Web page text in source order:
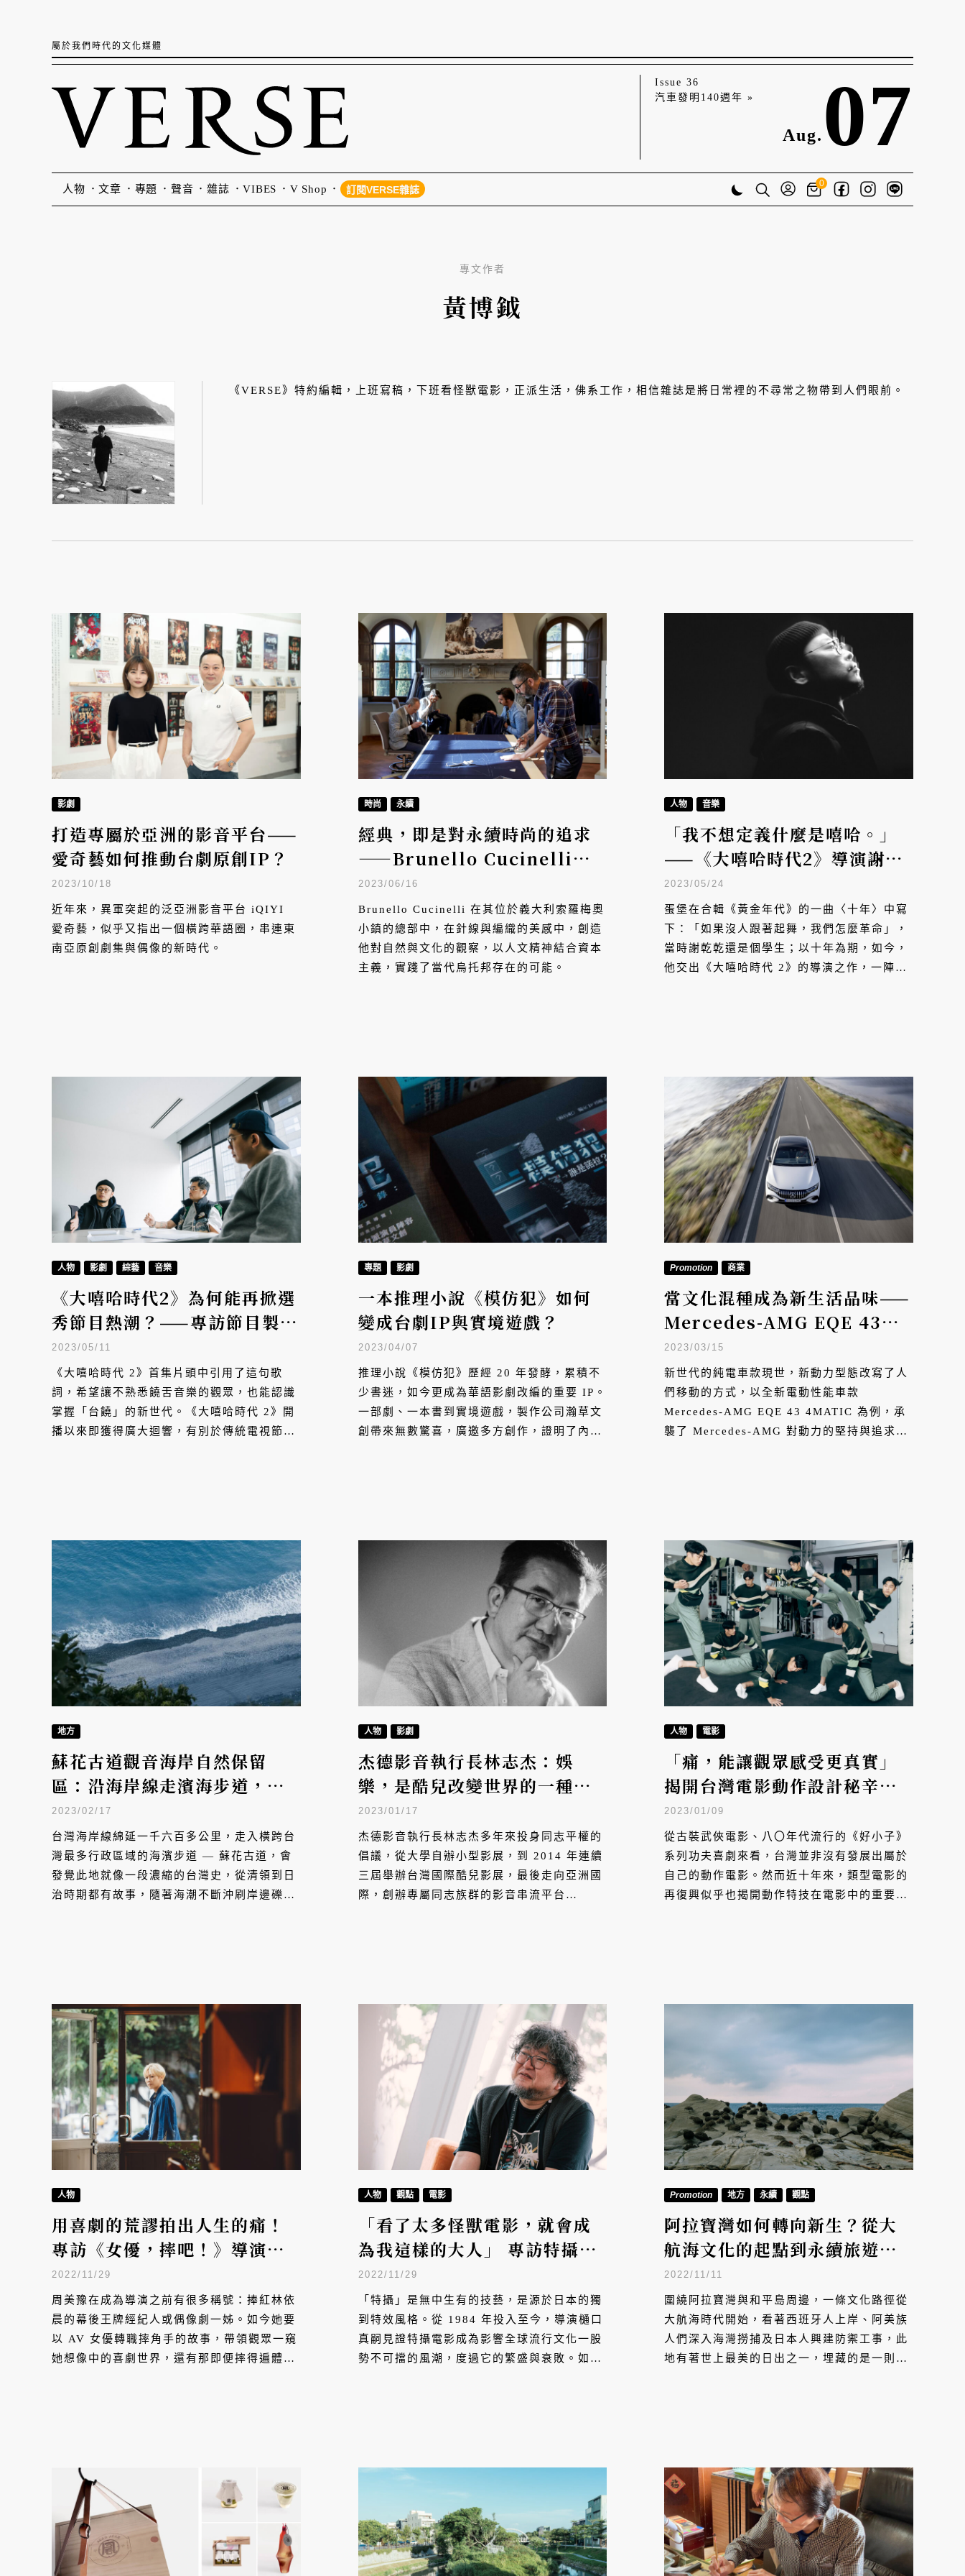
屬於我們時代的文化媒體
Issue 36
汽車發明140週年 »
Aug. 07
人物 文章 專題 聲音 雜誌 VIBES V Shop 訂閱VERSE雜誌
0
專文作者
黃博鉞
《VERSE》特約編輯，上班寫稿，下班看怪獸電影，正派生活，佛系工作，相信雜誌是將日常裡的不尋常之物帶到人們眼前。
影劇
打造專屬於亞洲的影音平台——
愛奇藝如何推動台劇原創IP？
2023/10/18
近年來，異軍突起的泛亞洲影音平台 iQIYI
愛奇藝，似乎又指出一個橫跨華語圈，串連東
南亞原創劇集與偶像的新時代。
時尚 永續
經典，即是對永續時尚的追求
——Brunello Cucinelli及其
人文資本主義的實踐
2023/06/16
Brunello Cucinelli 在其位於義大利索羅梅奧
小鎮的總部中，在針線與編織的美感中，創造
他對自然與文化的觀察，以人文精神結合資本
主義，實踐了當代烏托邦存在的可能。
人物 音樂
「我不想定義什麼是嘻哈。」
——《大嘻哈時代2》導演謝乾
乾
2023/05/24
蛋堡在合輯《黃金年代》的一曲〈十年〉中寫
下：「如果沒人跟著起舞，我們怎麼革命」，
當時謝乾乾還是個學生；以十年為期，如今，
他交出《大嘻哈時代 2》的導演之作，一陣新
人物 影劇 綜藝 音樂
《大嘻哈時代2》為何能再掀選
秀節目熱潮？——專訪節目製作
團隊
2023/05/11
《大嘻哈時代 2》首集片頭中引用了這句歌
詞，希望讓不熟悉饒舌音樂的觀眾，也能認識
掌握「台饒」的新世代。《大嘻哈時代 2》開
播以來即獲得廣大迴響，有別於傳統電視節目
專題 影劇
一本推理小說《模仿犯》如何
變成台劇IP與實境遊戲？
2023/04/07
推理小說《模仿犯》歷經 20 年發酵，累積不
少書迷，如今更成為華語影劇改編的重要 IP。
一部劇、一本書到實境遊戲，製作公司瀚草文
創帶來無數驚喜，廣邀多方創作，證明了內容
Promotion 商業
當文化混種成為新生活品味——
Mercedes-AMG EQE 43
4MATIC
2023/03/15
新世代的純電車款現世，新動力型態改寫了人
們移動的方式，以全新電動性能車款
Mercedes-AMG EQE 43 4MATIC 為例，承
襲了 Mercedes-AMG 對動力的堅持與追求，
地方
蘇花古道觀音海岸自然保留
區：沿海岸線走濱海步道，探
索海洋文化
2023/02/17
台灣海岸線綿延一千六百多公里，走入橫跨台
灣最多行政區域的海濱步道 — 蘇花古道，會
發覺此地就像一段濃縮的台灣史，從清領到日
治時期都有故事，隨著海潮不斷沖刷岸邊礫
人物 影劇
杰德影音執行長林志杰：娛
樂，是酷兒改變世界的一種方
式
2023/01/17
杰德影音執行長林志杰多年來投身同志平權的
倡議，從大學自辦小型影展，到 2014 年連續
三屆舉辦台灣國際酷兒影展，最後走向亞洲國
際，創辦專屬同志族群的影音串流平台
人物 電影
「痛，能讓觀眾感受更真實」
揭開台灣電影動作設計秘辛——
金馬獎動作指導洪昰顥
2023/01/09
從古裝武俠電影、八〇年代流行的《好小子》
系列功夫喜劇來看，台灣並非沒有發展出屬於
自己的動作電影。然而近十年來，類型電影的
再復興似乎也揭開動作特技在電影中的重要地
人物
用喜劇的荒謬拍出人生的痛！
專訪《女優，摔吧！》導演周
美豫
2022/11/29
周美豫在成為導演之前有很多稱號：捧紅林依
晨的幕後王牌經紀人或偶像劇一姊。如今她要
以 AV 女優轉職摔角手的故事，帶領觀眾一窺
她想像中的喜劇世界，還有那即便摔得遍體鱗
人物 觀點 電影
「看了太多怪獸電影，就會成
為我這樣的大人」 專訪特攝電
影導演樋口真嗣
2022/11/29
「特攝」是無中生有的技藝，是源於日本的獨
到特效風格。從 1984 年投入至今，導演樋口
真嗣見證特攝電影成為影響全球流行文化一股
勢不可擋的風潮，度過它的繁盛與衰敗。如今
Promotion 地方 永續 觀點
阿拉寶灣如何轉向新生？從大
航海文化的起點到永續旅遊的
未來進行式
2022/11/11
圍繞阿拉寶灣與和平島周邊，一條文化路徑從
大航海時代開始，看著西班牙人上岸、阿美族
人們深入海灣撈捕及日本人興建防禦工事，此
地有著世上最美的日出之一，埋藏的是一則又